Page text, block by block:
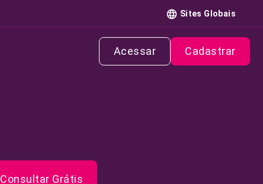
Sites Globais
Acessar Cadastrar
Consultar Grátis